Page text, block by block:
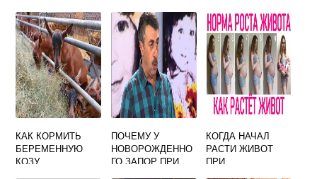
ГРУДНОГО
ВСКАРМЛИВАНИЯ
КАК КОРМИТЬ
БЕРЕМЕННУЮ
КОЗУ
ПОЧЕМУ У
НОВОРОЖДЕННО
ГО ЗАПОР ПРИ
КОГДА НАЧАЛ
РАСТИ ЖИВОТ
ПРИ